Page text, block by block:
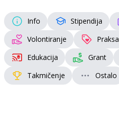
Info Stipendija
Volontiranje
Praksa
Edukacija
Grant
Takmičenje
Ostalo